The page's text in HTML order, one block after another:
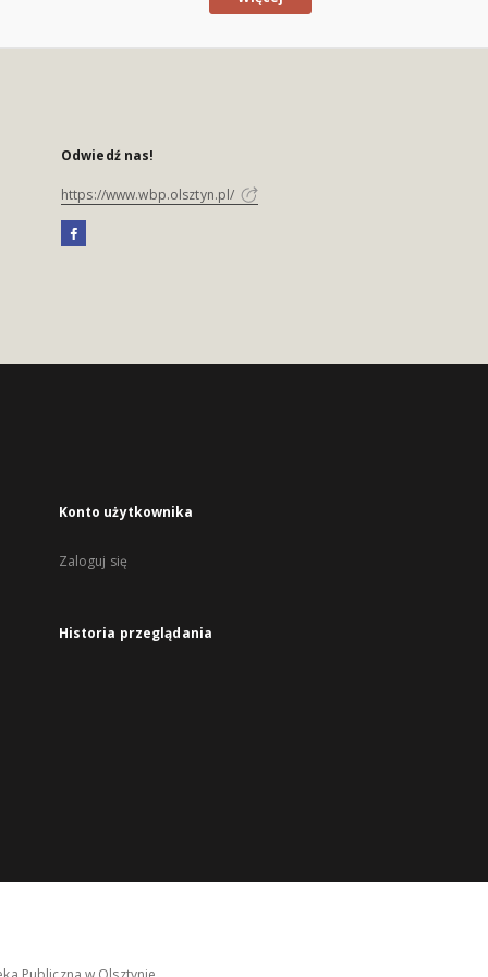
Odwiedź nas!
https://www.wbp.olsztyn.pl/
Konto użytkownika
Zaloguj się
Historia przeglądania